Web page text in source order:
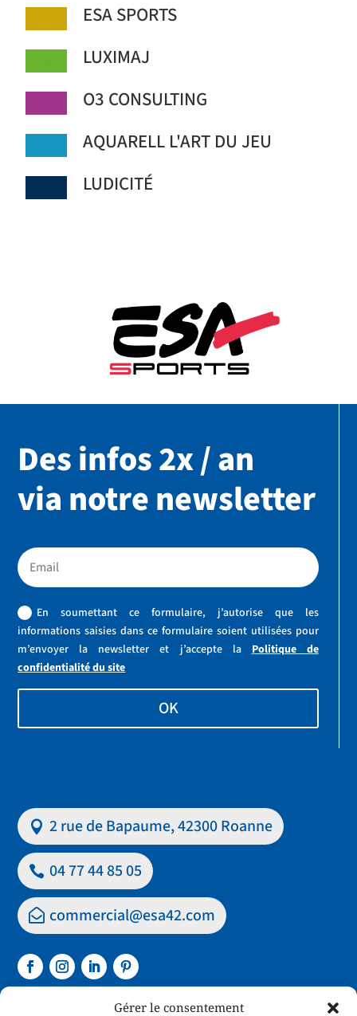
Gérer le consentement
ESA SPORTS
LUXIMAJ
O3 CONSULTING
AQUARELL L'ART DU JEU
LUDICITÉ
Des infos 2x / an
via notre newsletter
En soumettant ce formulaire, j’autorise que les
informations saisies dans ce formulaire soient utilisées pour
m’envoyer la newsletter et j’accepte la Politique de
confidentialité du site
OK
2 rue de Bapaume, 42300 Roanne
04 77 44 85 05
commercial@esa42.com